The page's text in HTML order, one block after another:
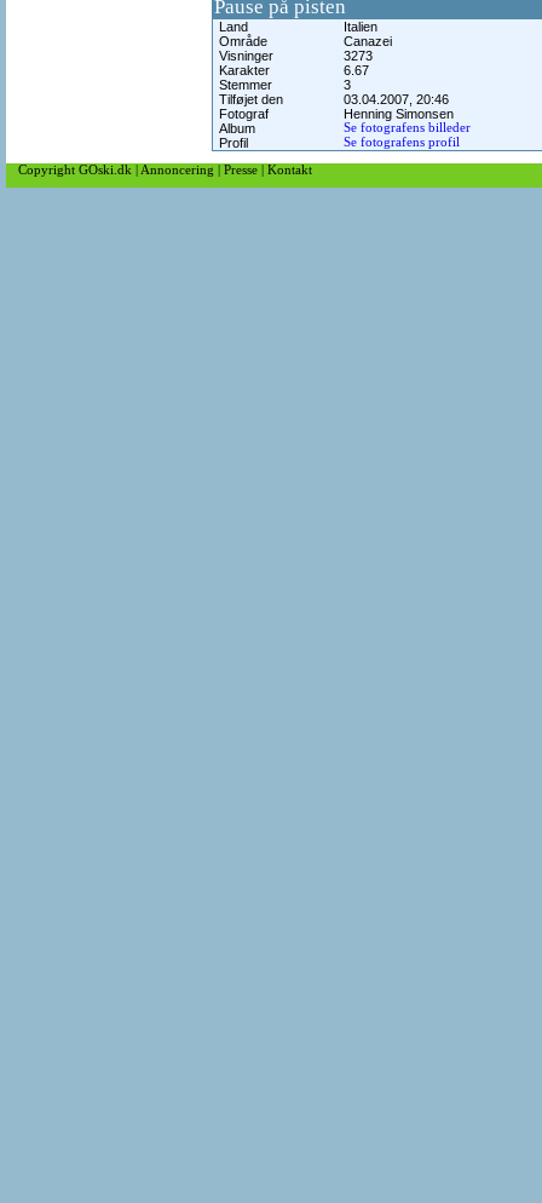
Pause på pisten
Land
Italien
Område
Canazei
Visninger
3273
Karakter
6.67
Stemmer
3
Tilføjet den
03.04.2007, 20:46
Fotograf
Henning Simonsen
Album
Se fotografens billeder
Profil Se fotografens profil
Copyright GOski.dk Annoncering Presse Kontakt